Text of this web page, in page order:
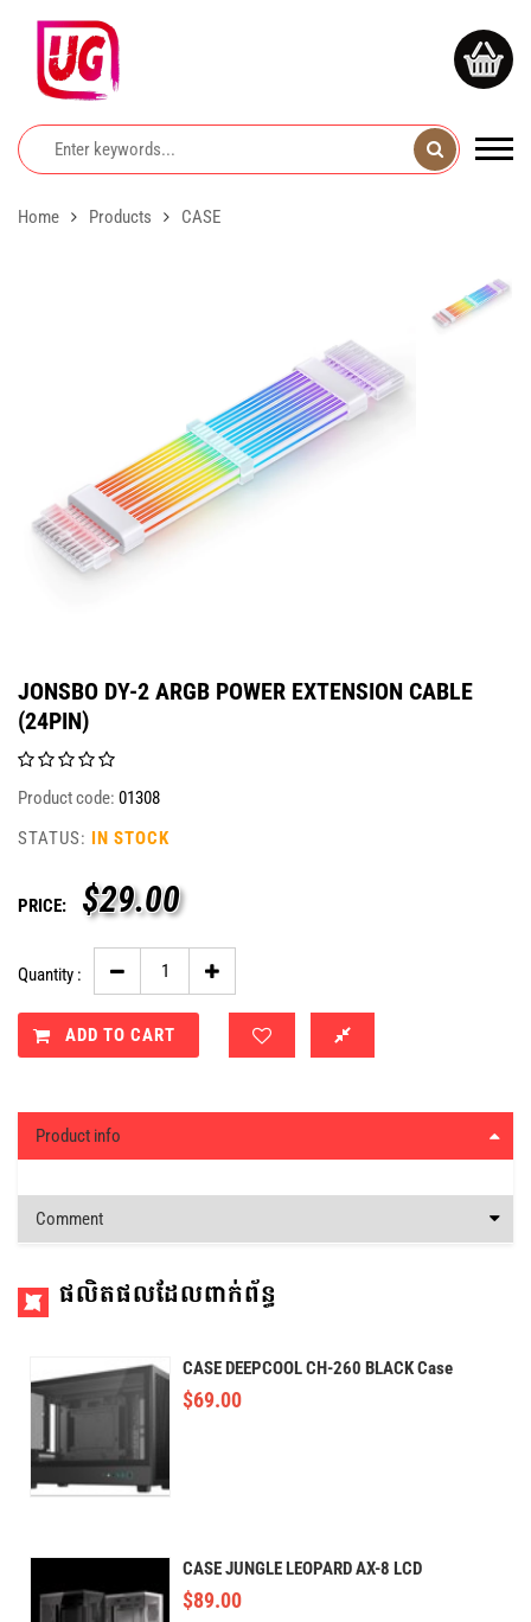
Home Products CASE
JONSBO DY-2 ARGB POWER EXTENSION CABLE
(24PIN)
Product code: 01308
STATUS: IN STOCK
PRICE: $29.00
Quantity :
ADD TO CART
Product info
Comment
ផលិតផលដែលពាក់ព័ន្ធ
CASE DEEPCOOL CH-260 BLACK Case
$69.00
CASE JUNGLE LEOPARD AX-8 LCD
$89.00